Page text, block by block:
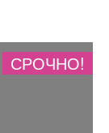
СРОЧНО!